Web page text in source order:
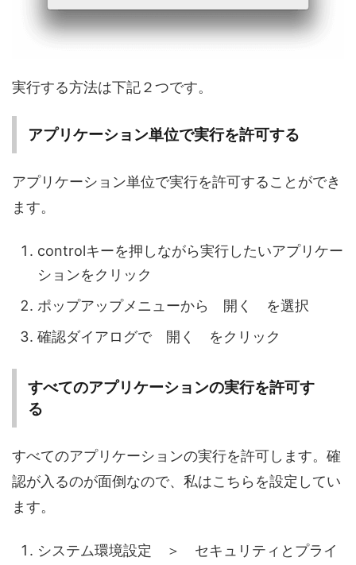
実行する方法は下記２つです。
アプリケーション単位で実行を許可する
アプリケーション単位で実行を許可することができ
ます。
controlキーを押しながら実行したいアプリケー
ションをクリック
ポップアップメニューから 開く を選択
確認ダイアログで 開く をクリック
すべてのアプリケーションの実行を許可す
る
すべてのアプリケーションの実行を許可します。確
認が入るのが面倒なので、私はこちらを設定してい
ます。
システム環境設定 ＞ セキュリティとプライ